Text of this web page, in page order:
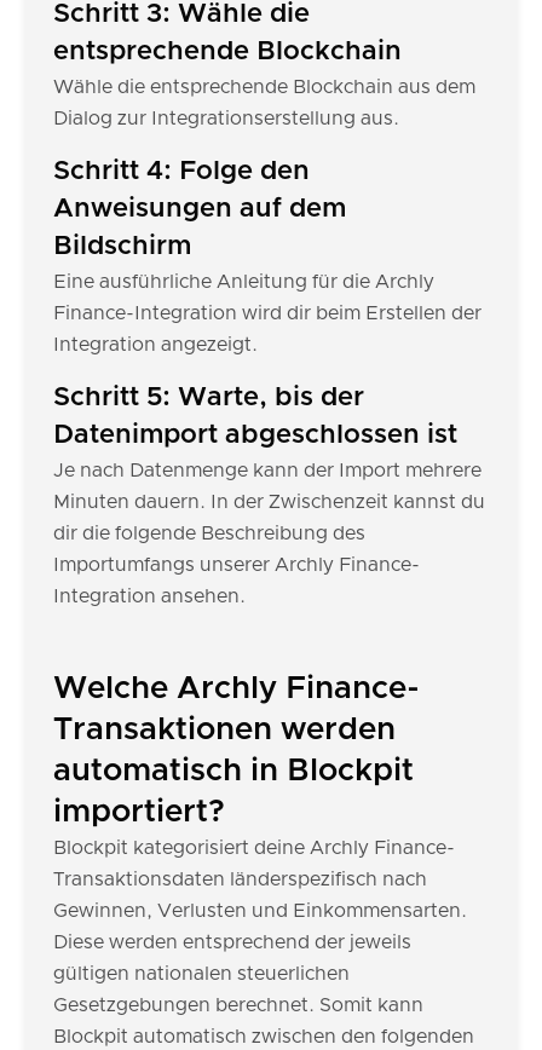
Schritt 3: Wähle die
entsprechende Blockchain
Wähle die entsprechende Blockchain aus dem
Dialog zur Integrationserstellung aus.
Schritt 4: Folge den
Anweisungen auf dem
Bildschirm
Eine ausführliche Anleitung für die Archly
Finance-Integration wird dir beim Erstellen der
Integration angezeigt.
Schritt 5: Warte, bis der
Datenimport abgeschlossen ist
Je nach Datenmenge kann der Import mehrere
Minuten dauern. In der Zwischenzeit kannst du
dir die folgende Beschreibung des
Importumfangs unserer Archly Finance-
Integration ansehen.
Welche Archly Finance-
Transaktionen werden
automatisch in Blockpit
importiert?
Blockpit kategorisiert deine Archly Finance-
Transaktionsdaten länderspezifisch nach
Gewinnen, Verlusten und Einkommensarten.
Diese werden entsprechend der jeweils
gültigen nationalen steuerlichen
Gesetzgebungen berechnet. Somit kann
Blockpit automatisch zwischen den folgenden